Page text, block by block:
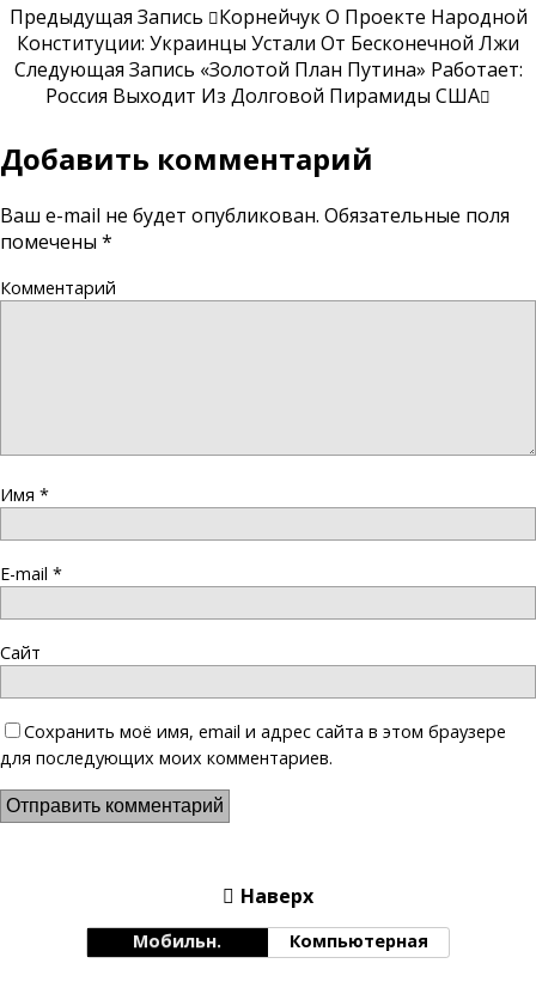
Предыдущая Запись
Корнейчук О Проекте Народной
Конституции: Украинцы Устали От Бесконечной Лжи
Следующая Запись «Золотой План Путина» Работает:
Россия Выходит Из Долговой Пирамиды США
Добавить комментарий
Ваш e-mail не будет опубликован. Обязательные поля
помечены *
Комментарий
Имя *
E-mail *
Сайт
Сохранить моё имя, email и адрес сайта в этом браузере
для последующих моих комментариев.
Наверх
Мобильн. Компьютерная